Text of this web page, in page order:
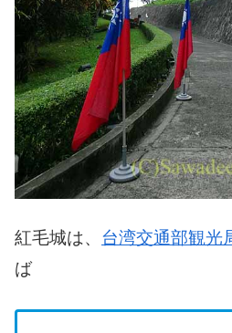
紅毛城は、 台湾交通部観光
ば